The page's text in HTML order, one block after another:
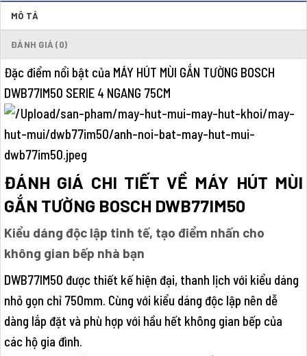
MÔ TẢ
ĐÁNH GIÁ (0)
Đặc điểm nổi bật của MÁY HÚT MÙI GẮN TƯỜNG BOSCH
DWB77IM50 SERIE 4 NGANG 75CM
ĐÁNH GIÁ CHI TIẾT VỀ MÁY HÚT MÙI
GẮN TƯỜNG BOSCH DWB77IM50
Kiểu dáng độc lập tinh tế, tạo điểm nhấn cho
không gian bếp nhà bạn
DWB77IM50 được thiết kế hiện đại, thanh lịch với kiểu dáng
nhỏ gọn chỉ 750mm. Cùng với kiểu dáng độc lập nên dễ
dàng lắp đặt và phù hợp với hầu hết không gian bếp của
các hộ gia đình.